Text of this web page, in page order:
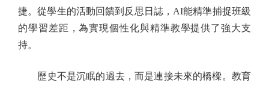
捷。從學生的活動回饋到反思日誌，AI能精準捕捉班級
的學習差距，為實現個性化與精準教學提供了強大支
持。
歷史不是沉眠的過去，而是連接未來的橋樑。教育